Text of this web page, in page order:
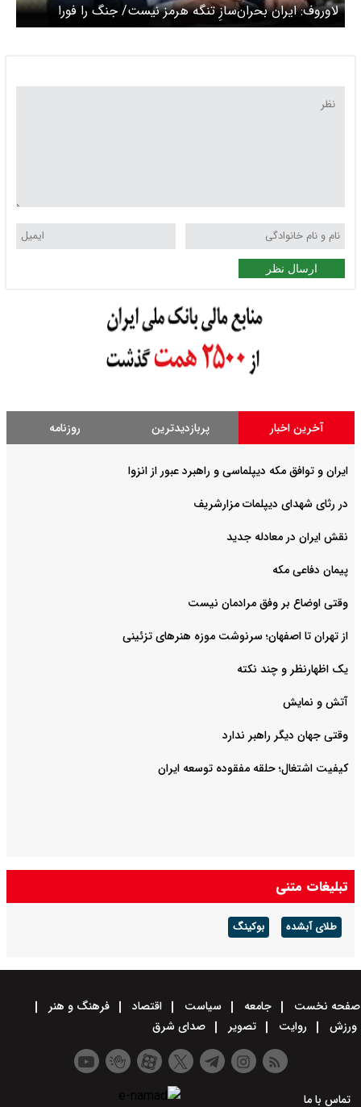
لاوروف: ایران بحران‌سازِ تنگه هرمز نیست/ جنگ را فورا
متوقف کنید
ارسال نظر
آخرین اخبار پربازدیدترین روزنامه
ایران و توافق مکه دیپلماسی و راهبرد عبور از انزوا
در رثای شهدای دیپلمات مزارشریف
نقش ایران در معادله جدید
پیمان دفاعی مکه
وقتی اوضاع بر وفق مرادمان نیست
از تهران تا اصفهان؛ سرنوشت موزه هنرهای تزئینی
یک اظهارنظر و چند نکته
آتش و نمایش
وقتی جهان دیگر راهبر ندارد
کیفیت اشتغال؛ حلقه مفقوده توسعه ایران
تبلیغات متنی
طلای آبشده بوکینگ
صفحه نخست جامعه سیاست اقتصاد
فرهنگ و هنر
ورزش
روایت تصویر صدای شرق
تماس با ما